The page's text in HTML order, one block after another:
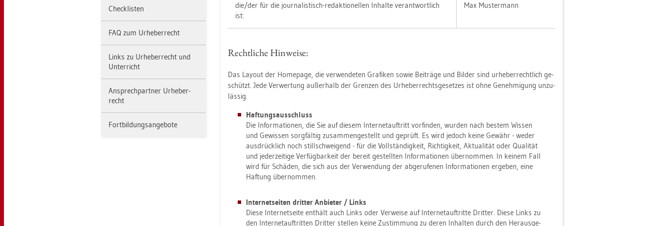
Check­lis­ten
FAQ zum Ur­he­ber­recht
Links zu Ur­he­ber­recht und
Un­ter­richt
An­sprech­part­ner Ur­he­ber­
recht
Fort­bil­dungs­an­ge­bo­te
die/der für die jour­na­lis­tisch-re­dak­tio­nel­len In­hal­te ver­ant­wort­lich
ist:
Max Mus­ter­mann
Recht­li­che Hin­wei­se:
Das Lay­out der Home­page, die ver­wen­de­ten Gra­fi­ken sowie Bei­trä­ge und Bil­der sind ur­he­ber­recht­lich ge­
schützt. Jede Ver­wer­tung au­ßer­halb der Gren­zen des Ur­he­ber­rechts­ge­set­zes ist ohne Ge­neh­mi­gung un­zu­
läs­sig.
Haf­tungs­aus­schluss
Die In­for­ma­tio­nen, die Sie auf die­sem In­ter­net­auf­tritt vor­fin­den, wur­den nach bes­tem Wis­sen
und Ge­wis­sen sorg­fäl­tig zu­sam­men­ge­stellt und ge­prüft. Es wird je­doch keine Ge­währ - weder
aus­drück­lich noch still­schwei­gend - für die Voll­stän­dig­keit, Rich­tig­keit, Ak­tua­li­tät oder Qua­li­tät
und je­der­zei­ti­ge Ver­füg­bar­keit der be­reit ge­stell­ten In­for­ma­tio­nen über­nom­men. In kei­nem Fall
wird für Schä­den, die sich aus der Ver­wen­dung der ab­ge­ru­fe­nen In­for­ma­tio­nen er­ge­ben, eine
Haf­tung über­nom­men.
In­ter­net­sei­ten drit­ter An­bie­ter / Links
Diese In­ter­net­sei­te ent­hält auch Links oder Ver­wei­se auf In­ter­net­auf­trit­te Drit­ter. Diese Links zu
den In­ter­net­auf­trit­ten Drit­ter stel­len keine Zu­stim­mung zu deren In­hal­ten durch den Her­aus­ge­